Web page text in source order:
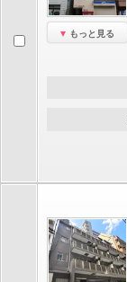
もっと見る